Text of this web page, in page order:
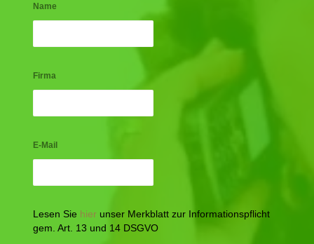
Name
Firma
E-Mail
Lesen Sie hier unser Merkblatt zur Informationspflicht
gem. Art. 13 und 14 DSGVO